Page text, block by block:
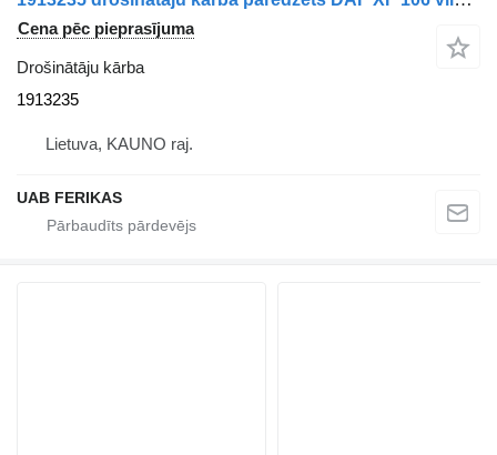
Cena pēc pieprasījuma
Drošinātāju kārba
1913235
Lietuva, KAUNO raj.
UAB FERIKAS